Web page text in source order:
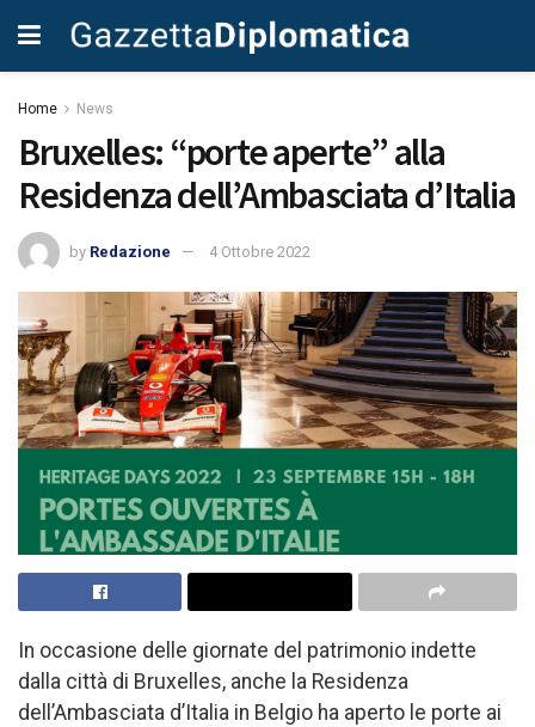
Home News
Bruxelles: “porte aperte” alla
Residenza dell’Ambasciata d’Italia
by Redazione 4 Ottobre 2022
In occasione delle giornate del patrimonio indette
dalla città di Bruxelles, anche la Residenza
dell’Ambasciata d’Italia in Belgio ha aperto le porte ai